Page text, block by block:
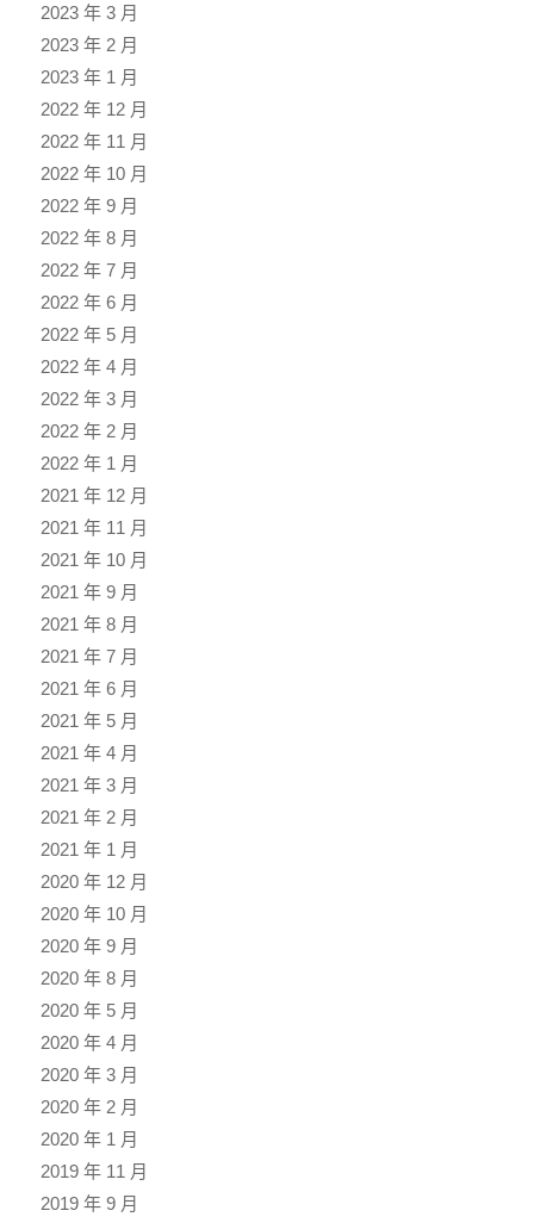
2023 年 3 月
2023 年 2 月
2023 年 1 月
2022 年 12 月
2022 年 11 月
2022 年 10 月
2022 年 9 月
2022 年 8 月
2022 年 7 月
2022 年 6 月
2022 年 5 月
2022 年 4 月
2022 年 3 月
2022 年 2 月
2022 年 1 月
2021 年 12 月
2021 年 11 月
2021 年 10 月
2021 年 9 月
2021 年 8 月
2021 年 7 月
2021 年 6 月
2021 年 5 月
2021 年 4 月
2021 年 3 月
2021 年 2 月
2021 年 1 月
2020 年 12 月
2020 年 10 月
2020 年 9 月
2020 年 8 月
2020 年 5 月
2020 年 4 月
2020 年 3 月
2020 年 2 月
2020 年 1 月
2019 年 11 月
2019 年 9 月